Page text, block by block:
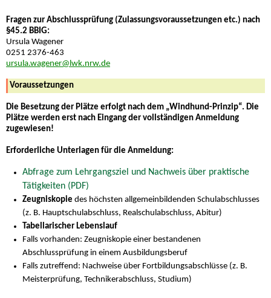
Fragen zur Abschlussprüfung (Zulassungsvoraussetzungen etc.) nach
§45.2 BBIG:
Ursula Wagener
0251 2376-463
ursula.wagener@lwk.nrw.de
Voraussetzungen
Die Besetzung der Plätze erfolgt nach dem „Windhund-Prinzip“. Die
Plätze werden erst nach Eingang der vollständigen Anmeldung
zugewiesen!
Erforderliche Unterlagen für die Anmeldung:
Abfrage zum Lehrgangsziel und Nachweis über praktische
Tätigkeiten (PDF)
Zeugniskopiedes höchsten allgemeinbildenden Schulabschlusses
(z. B. Hauptschulabschluss, Realschulabschluss, Abitur)
Tabellarischer Lebenslauf
Falls vorhanden: Zeugniskopie einer bestandenen
Abschlussprüfung in einem Ausbildungsberuf
Falls zutreffend: Nachweise über Fortbildungsabschlüsse (z. B.
Meisterprüfung, Technikerabschluss, Studium)